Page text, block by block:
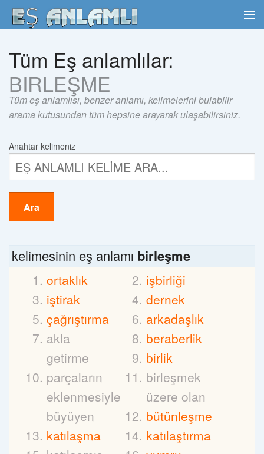
Tüm Eş anlamlılar:
BIRLEŞME
Tüm eş anlamlısı, benzer anlamı, kelimelerini bulabilir
arama kutusundan tüm hepsine arayarak ulaşabilirsiniz.
Anahtar kelimeniz
Ara
kelimesinin eş anlamı birleşme
ortaklık
işbirliği
iştirak
dernek
çağrıştırma
arkadaşlık
akla
getirme
beraberlik
birlik
parçaların
eklenmesiyle
büyüyen
birleşmek
üzere olan
bütünleşme
katılaşma
katılaştırma